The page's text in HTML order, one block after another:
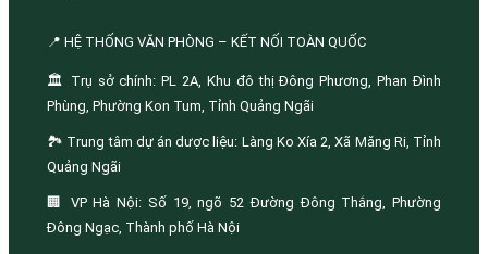
📍 HỆ THỐNG VĂN PHÒNG – KẾT NỐI TOÀN QUỐC
🏛️ Trụ sở chính: PL 2A, Khu đô thị Đông Phương, Phan Đình
Phùng, Phường Kon Tum, Tỉnh Quảng Ngãi
🏞️ Trung tâm dự án dược liệu: Làng Ko Xía 2, Xã Măng Ri, Tỉnh
Quảng Ngãi
🏢 VP Hà Nội: Số 19, ngõ 52 Đường Đông Thắng, Phường
Đông Ngạc, Thành phố Hà Nội